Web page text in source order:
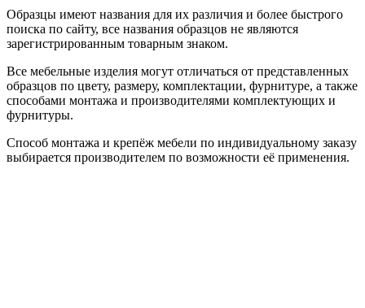
Образцы имеют названия для их различия и более быстрого
поиска по сайту, все названия образцов не являются
зарегистрированным товарным знаком.
Все мебельные изделия могут отличаться от представленных
образцов по цвету, размеру, комплектации, фурнитуре, а также
способами монтажа и производителями комплектующих и
фурнитуры.
Способ монтажа и крепёж мебели по индивидуальному заказу
выбирается производителем по возможности её применения.